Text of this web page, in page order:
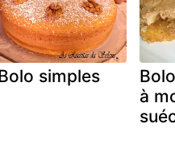
simples
à